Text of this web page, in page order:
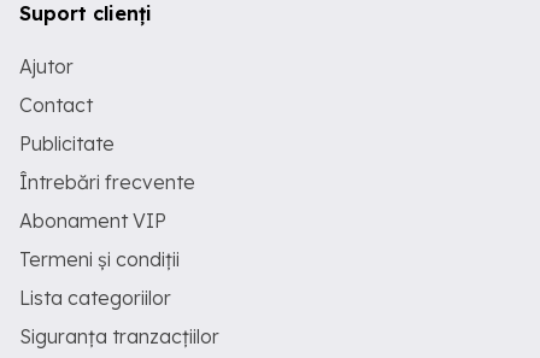
Suport clienți
Ajutor
Contact
Publicitate
Întrebări frecvente
Abonament VIP
Termeni și condiții
Lista categoriilor
Siguranța tranzacțiilor